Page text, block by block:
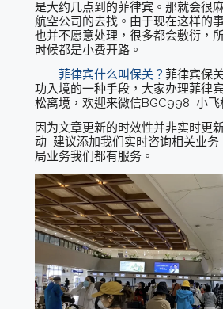
是大约几点到的菲律宾。那就会很
航空公司的去找。由于现在这样的
也并不愿意处理，很多都会敷衍，
时候都是小费开路。
菲律宾什么叫保关？ 菲律宾保
功入境的一种手段，大家办理菲律
松离境，欢迎来微信BGC998 小飞
因为文章更新的时效性并非实时更
动 建议添加我们实时咨询相关业务
局业务我们都有服务。